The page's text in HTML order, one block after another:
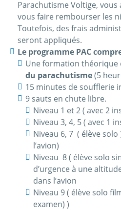
Parachutisme Voltige,
vous faire rembourser les
Toutefois, des frais
seront appliqués.
Le programme PAC
Une formation théorique
du parachutisme(5
15 minutes de soufflerie
9 sauts en chute libre.
Niveau 1 et 2 ( avec 2
Niveau 3, 4, 5 ( avec 1
Niveau 6, 7 ( élève
l’avion)
Niveau 8 ( élève solo
d’urgence à une
dans l’avion
Niveau 9 ( élève solo
examen) )